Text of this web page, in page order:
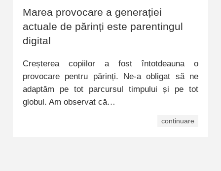
Marea provocare a generației
actuale de părinți este parentingul
digital
Creșterea copiilor a fost întotdeauna o
provocare pentru părinți. Ne-a obligat să ne
adaptăm pe tot parcursul timpului și pe tot
globul. Am observat că…
continuare